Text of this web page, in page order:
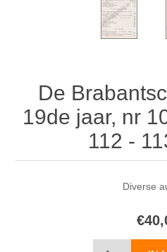
De
19de jaar, nr
112 -
Diverse